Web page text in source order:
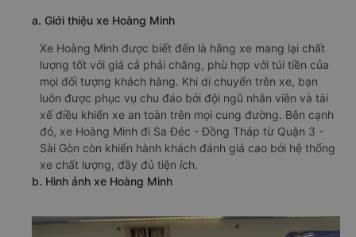
a. Giới thiệu xe Hoàng Minh
Xe Hoàng Minh được biết đến là hãng xe mang lại chất
lượng tốt với giá cả phải chăng, phù hợp với túi tiền của
mọi đối tượng khách hàng. Khi di chuyển trên xe, bạn
luôn được phục vụ chu đáo bởi đội ngũ nhân viên và tài
xế điều khiển xe an toàn trên mọi cung đường. Bên cạnh
đó, xe Hoàng Minh đi Sa Đéc - Đồng Tháp từ Quận 3 -
Sài Gòn còn khiến hành khách đánh giá cao bởi hệ thống
xe chất lượng, đầy đủ tiện ích.
b. Hình ảnh xe Hoàng Minh